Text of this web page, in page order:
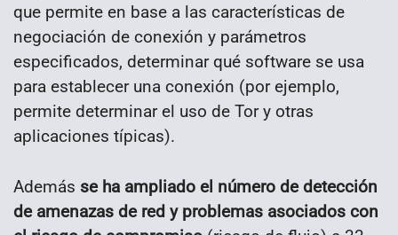
que permite en base a las características de
negociación de conexión y parámetros
especificados, determinar qué software se usa
para establecer una conexión (por ejemplo,
permite determinar el uso de Tor y otras
aplicaciones típicas).
Además se ha ampliado el número de detección
de amenazas de red y problemas asociados con